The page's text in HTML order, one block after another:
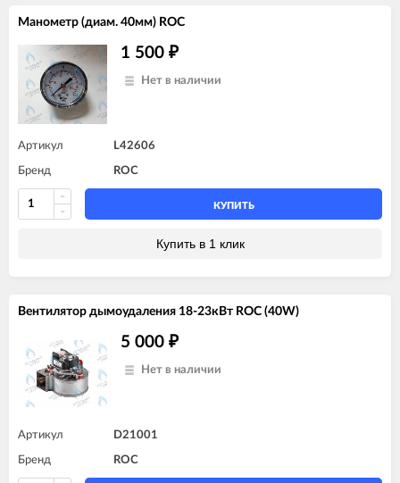
Манометр (диам. 40мм) ROC
1 500 ₽
Нет в наличии
Артикул L42606
Бренд ROC
КУПИТЬ
Купить в 1 клик
Вентилятор дымоудаления 18-23кВт ROC (40W)
5 000 ₽
Нет в наличии
Артикул D21001
Бренд ROC